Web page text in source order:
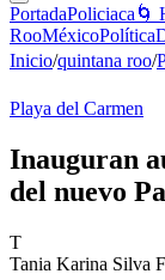
PortadaPoliciaca 🌀
RooMéxicoPolítica
Inicio/quintana roo/
Playa del Carmen
Inauguran
del nuevo
T
Tania Karina Silva